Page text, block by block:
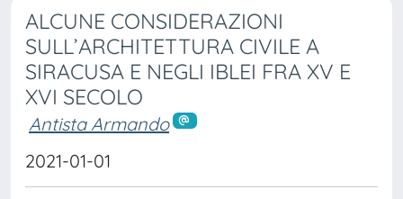
ALCUNE CONSIDERAZIONI
SULL’ARCHITETTURA CIVILE A
SIRACUSA E NEGLI IBLEI FRA XV E
XVI SECOLO
Antista Armando
2021-01-01